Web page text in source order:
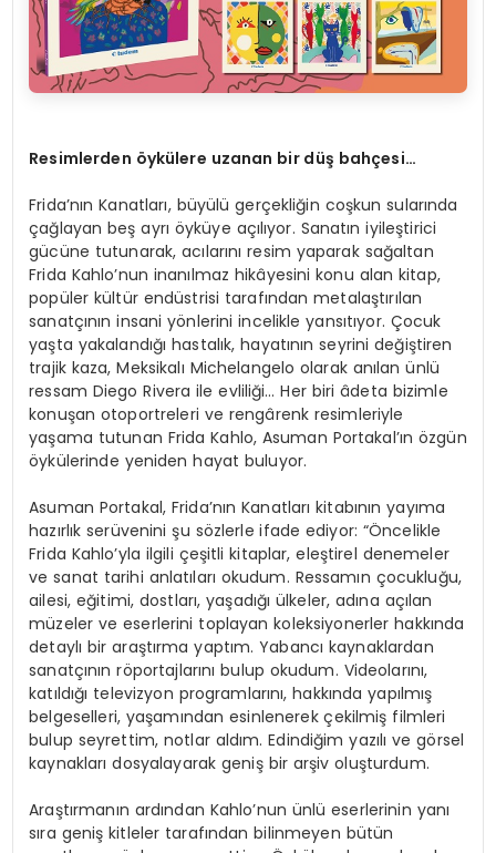
Resimlerden öykülere uzanan bir düş bahçesi…
Frida’nın Kanatları, büyülü gerçekliğin coşkun sularında
çağlayan beş ayrı öyküye açılıyor. Sanatın iyileştirici
gücüne tutunarak, acılarını resim yaparak sağaltan
Frida Kahlo’nun inanılmaz hikâyesini konu alan kitap,
popüler kültür endüstrisi tarafından metalaştırılan
sanatçının insani yönlerini incelikle yansıtıyor. Çocuk
yaşta yakalandığı hastalık, hayatının seyrini değiştiren
trajik kaza, Meksikalı Michelangelo olarak anılan ünlü
ressam Diego Rivera ile evliliği… Her biri âdeta bizimle
konuşan otoportreleri ve rengârenk resimleriyle
yaşama tutunan Frida Kahlo, Asuman Portakal’ın özgün
öykülerinde yeniden hayat buluyor.
Asuman Portakal, Frida’nın Kanatları kitabının yayıma
hazırlık serüvenini şu sözlerle ifade ediyor: “Öncelikle
Frida Kahlo’yla ilgili çeşitli kitaplar, eleştirel denemeler
ve sanat tarihi anlatıları okudum. Ressamın çocukluğu,
ailesi, eğitimi, dostları, yaşadığı ülkeler, adına açılan
müzeler ve eserlerini toplayan koleksiyonerler hakkında
detaylı bir araştırma yaptım. Yabancı kaynaklardan
sanatçının röportajlarını bulup okudum. Videolarını,
katıldığı televizyon programlarını, hakkında yapılmış
belgeselleri, yaşamından esinlenerek çekilmiş filmleri
bulup seyrettim, notlar aldım. Edindiğim yazılı ve görsel
kaynakları dosyalayarak geniş bir arşiv oluşturdum.
Araştırmanın ardından Kahlo’nun ünlü eserlerinin yanı
sıra geniş kitleler tarafından bilinmeyen bütün